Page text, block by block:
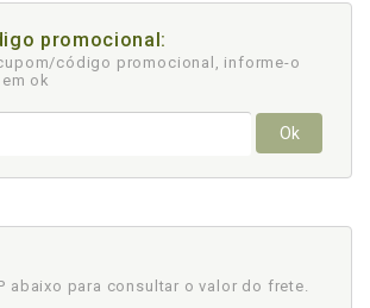
promocional:
código promocional, informe-o
ok
Ok
abaixo para consultar o valor do frete.